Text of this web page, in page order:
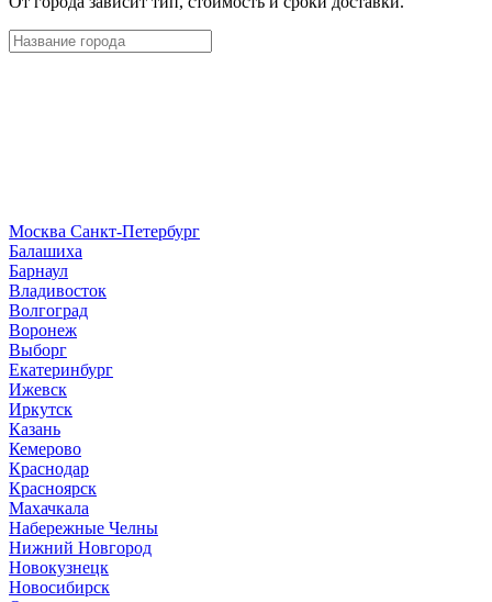
Москва Санкт-Петербург
Балашиха
Барнаул
Владивосток
Волгоград
Воронеж
Выборг
Екатеринбург
Ижевск
Иркутск
Казань
Кемерово
Краснодар
Красноярск
Махачкала
Набережные Челны
Нижний Новгород
Новокузнецк
Новосибирск